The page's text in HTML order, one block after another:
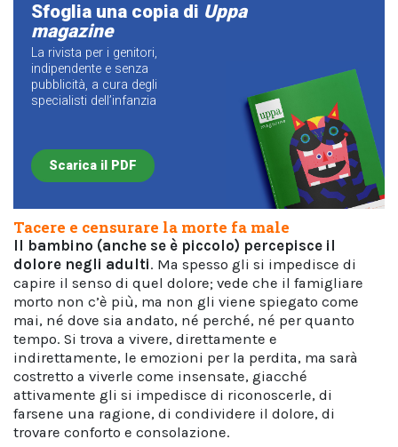
Sfoglia una copia di Uppa
magazine
La rivista per i genitori,
indipendente e senza
pubblicità, a cura degli
specialisti dell’infanzia
Scarica il PDF
Tacere e censurare la morte fa male
Il bambino (anche se è piccolo) percepisce il
dolore negli adulti. Ma spesso gli si impedisce di
capire il senso di quel dolore; vede che il famigliare
morto non c’è più, ma non gli viene spiegato come
mai, né dove sia andato, né perché, né per quanto
tempo. Si trova a vivere, direttamente e
indirettamente, le emozioni per la perdita, ma sarà
costretto a viverle come insensate, giacché
attivamente gli si impedisce di riconoscerle, di
farsene una ragione, di condividere il dolore, di
trovare conforto e consolazione.